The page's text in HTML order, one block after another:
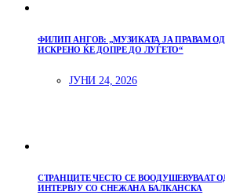
ФИЛИП АНГОВ: „МУЗИКАТА ЈА ПРАВАМ
ИСКРЕНО ЌЕ ДОПРЕ ДО ЛУЃЕТО“
ЈУНИ 24, 2026
СТРАНЦИТЕ ЧЕСТО СЕ ВООДУШЕВУВААТ
ИНТЕРВЈУ СО СНЕЖАНА БАЛКАНСКА